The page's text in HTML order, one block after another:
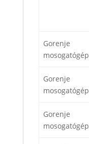
Gorenje
mosogatógép
Gorenje
mosogatógép
Gorenje
mosogatógép